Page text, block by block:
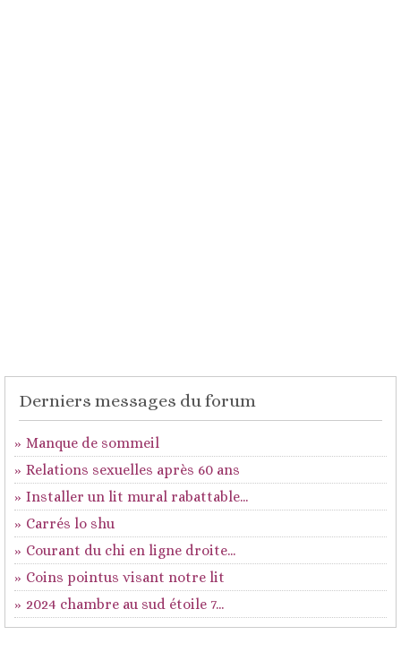
Derniers messages du forum
Manque de sommeil
Relations sexuelles après 60 ans
Installer un lit mural rabattable...
Carrés lo shu
Courant du chi en ligne droite...
Coins pointus visant notre lit
2024 chambre au sud étoile 7...